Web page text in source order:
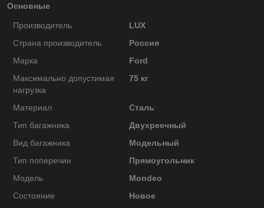
Основные
Производитель
LUX
Страна производитель
Россия
Марка
Ford
Максимально допустимая
нагрузка
75 кг
Материал
Сталь
Тип багажника
Двухреечный
Вид багажника
Модельный
Тип поперечин
Прямоугольник
Модель
Mondeo
Состояние
Новое